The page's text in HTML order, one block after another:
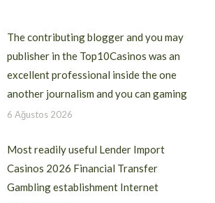
The contributing blogger and you may
publisher in the Top10Casinos was an
excellent professional inside the one
another journalism and you can gaming
6 Ağustos 2026
Most readily useful Lender Import
Casinos 2026 Financial Transfer
Gambling establishment Internet